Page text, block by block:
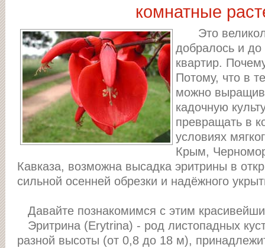
комнатные
Это
добралось и до
квартир.
Потому, что в
можно
кадочную
превращать в
условиях
Крым,
Кавказа, возможна высадка эритрины в
сильной осенней обрезки и надёжного
Давайте познакомимся с этим
Эритрина (Erytrina) - род листопадных
разной высоты (от 0,8 до 18 м),